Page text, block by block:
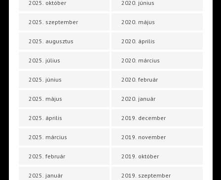
2025. október
2025. szeptember
2025. augusztus
2025. július
2025. június
2025. május
2025. április
2025. március
2025. február
2025. január
2020. június
2020. május
2020. április
2020. március
2020. február
2020. január
2019. december
2019. november
2019. október
2019. szeptember